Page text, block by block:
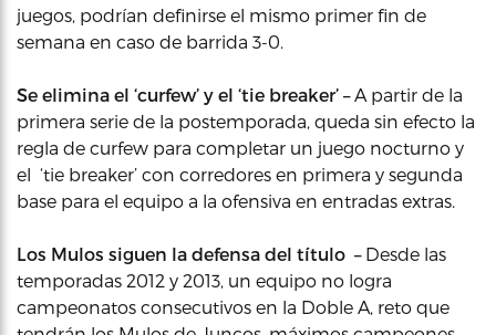
juegos, podrían definirse el mismo primer fin de
semana en caso de barrida 3-0.
Se elimina el ‘curfew’ y el ‘tie breaker’ –A partir de la
primera serie de la postemporada, queda sin efecto la
regla de curfew para completar un juego nocturno y
el ‘tie breaker’ con corredores en primera y segunda
base para el equipo a la ofensiva en entradas extras.
Los Mulos siguen la defensa del título –Desde las
temporadas 2012 y 2013, un equipo no logra
campeonatos consecutivos en la Doble A, reto que